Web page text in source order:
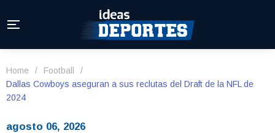
Home / Football
/
Dallas Cowboys aseguran a sus reclutas del Draft de la NFL de
2024
agosto 06, 2026